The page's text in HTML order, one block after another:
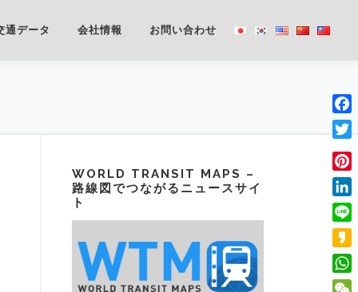
通データ 会社情報 お問い合わせ
WORLD TRANSIT MAPS –
路線図でつながるニュースサイ
ト
Line